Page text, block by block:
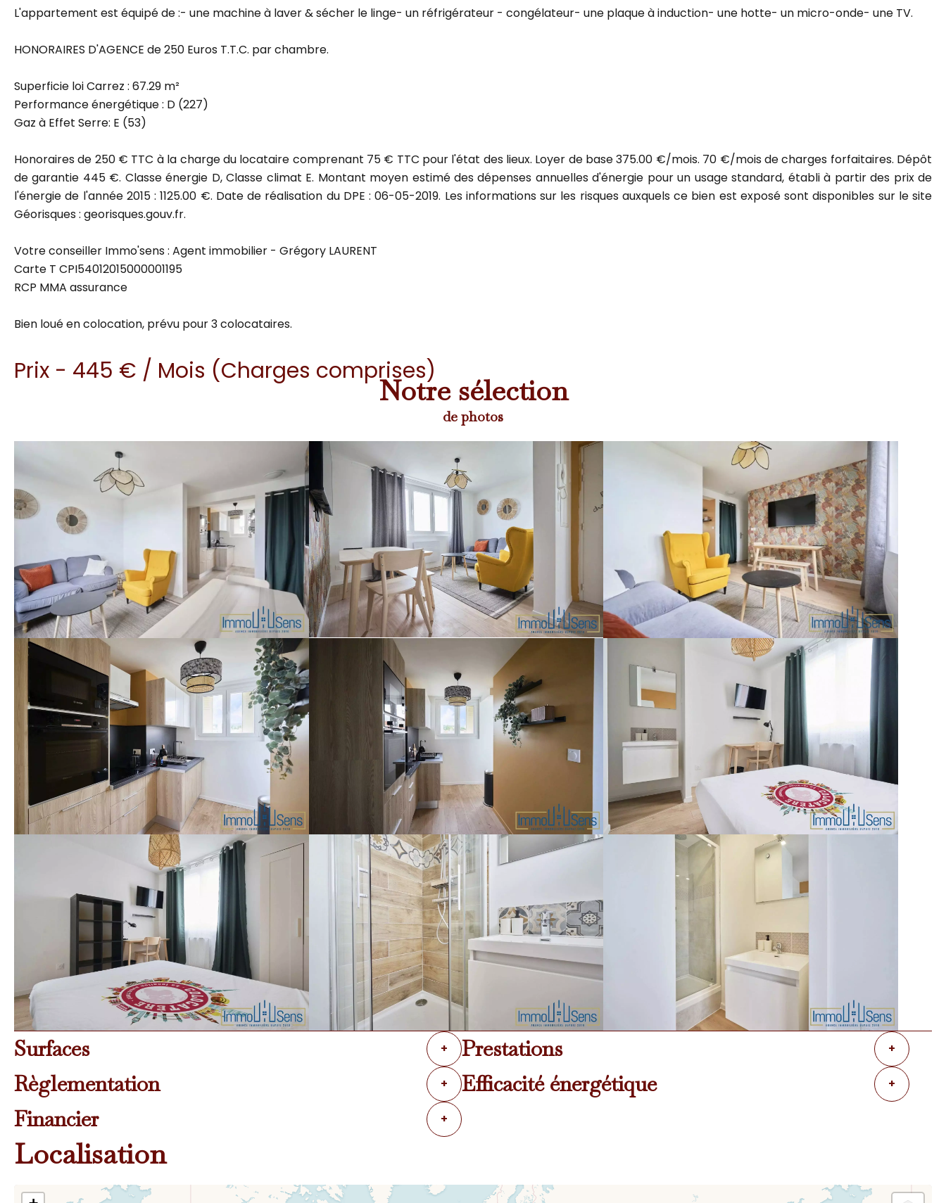
L'appartement est équipé de :- une machine à laver & sécher le linge- un réfrigérateur - congélateur- une plaque à induction- une hotte- un micro-onde- une TV.
HONORAIRES D'AGENCE de 250 Euros T.T.C. par chambre.
Superficie loi Carrez : 67.29 m²
Performance énergétique : D (227)
Gaz à Effet Serre: E (53)
Honoraires de 250 € TTC à la charge du locataire comprenant 75 € TTC pour l'état des lieux. Loyer de base 375.00 €/mois. 70 €/mois de charges forfaitaires. Dépôt
de garantie 445 €. Classe énergie D, Classe climat E. Montant moyen estimé des dépenses annuelles d'énergie pour un usage standard, établi à partir des prix de
l'énergie de l'année 2015 : 1125.00 €. Date de réalisation du DPE : 06-05-2019. Les informations sur les risques auxquels ce bien est exposé sont disponibles sur le site
Géorisques : georisques.gouv.fr.
Votre conseiller Immo'sens : Agent immobilier - Grégory LAURENT
Carte T CPI54012015000001195
RCP MMA assurance
Bien loué en colocation, prévu pour 3 colocataires.
Prix - 445 € / Mois (Charges comprises)
Notre sélection
de photos
Surfaces + Prestations +
Règlementation + Efficacité énergétique +
Financier +
Localisation